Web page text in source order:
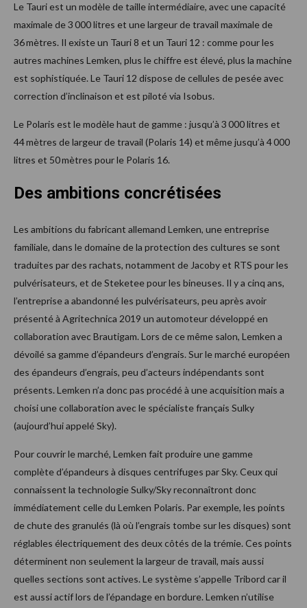
Le Tauri est un modèle de taille intermédiaire, avec une capacité
maximale de 3 000 litres et une largeur de travail maximale de
36 mètres. Il existe un Tauri 8 et un Tauri 12 : comme pour les
autres machines Lemken, plus le chiffre est élevé, plus la machine
est sophistiquée. Le Tauri 12 dispose de cellules de pesée avec
correction d’inclinaison et est piloté via Isobus.
Le Polaris est le modèle haut de gamme : jusqu’à 3 000 litres et
44 mètres de largeur de travail (Polaris 14) et même jusqu’à 4 000
litres et 50 mètres pour le Polaris 16.
Des ambitions concrétisées
Les ambitions du fabricant allemand Lemken, une entreprise
familiale, dans le domaine de la protection des cultures se sont
traduites par des rachats, notamment de Jacoby et RTS pour les
pulvérisateurs, et de Steketee pour les bineuses. Il y a cinq ans,
l’entreprise a abandonné les pulvérisateurs, peu après avoir
présenté à Agritechnica 2019 un automoteur développé en
collaboration avec Brautigam. Lors de ce même salon, Lemken a
dévoilé sa gamme d’épandeurs d’engrais. Sur le marché européen
des épandeurs d’engrais, peu d’acteurs indépendants sont
présents. Lemken n’a donc pas procédé à une acquisition mais a
choisi une collaboration avec le spécialiste français Sulky
(aujourd’hui appelé Sky).
Pour couvrir le marché, Lemken fait produire une gamme
complète d’épandeurs à disques centrifuges par Sky. Ceux qui
connaissent la technologie Sulky/Sky reconnaîtront donc
immédiatement celle du Lemken Polaris. Par exemple, les points
de chute des granulés (là où l’engrais tombe sur les disques) sont
réglables électriquement des deux côtés de la trémie. Ces points
déterminent non seulement la largeur de travail, mais aussi
quelles sections sont actives. Le système s’appelle Tribord car il
est aussi actif lors de l’épandage en bordure. Lemken n’utilise